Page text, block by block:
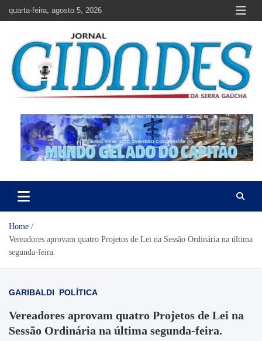
quarta-feira, agosto 5, 2026
Jornal Cidades da Serra Gaúcha
Home
Vereadores aprovam quatro Projetos de Lei na Sessão Ordinária na última
segunda-feira.
GARIBALDI POLÍTICA
Vereadores aprovam quatro Projetos de Lei na
Sessão Ordinária na última segunda-feira.